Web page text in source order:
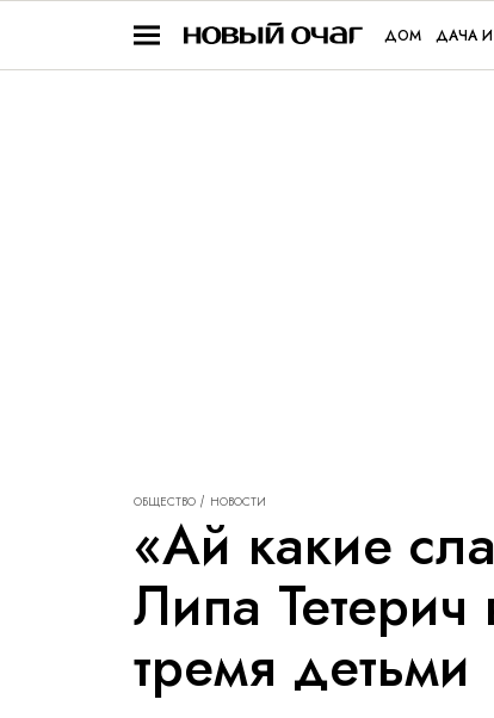
ДОМ ДАЧА
ОБЩЕСТВО НОВОСТИ
«Ай какие
Липа
тремя детьми